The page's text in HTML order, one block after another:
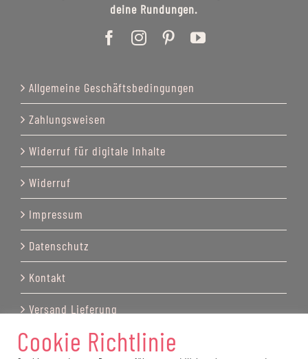
deine Rundungen.
Allgemeine Geschäftsbedingungen
Zahlungsweisen
Widerruf für digitale Inhalte
Widerruf
Impressum
Datenschutz
Kontakt
Versand Lieferung
Cookie Richtlinie